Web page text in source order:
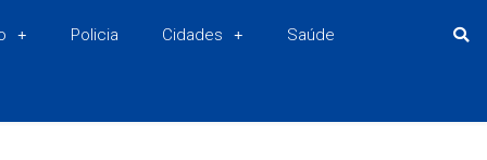
Policia Cidades Saúde